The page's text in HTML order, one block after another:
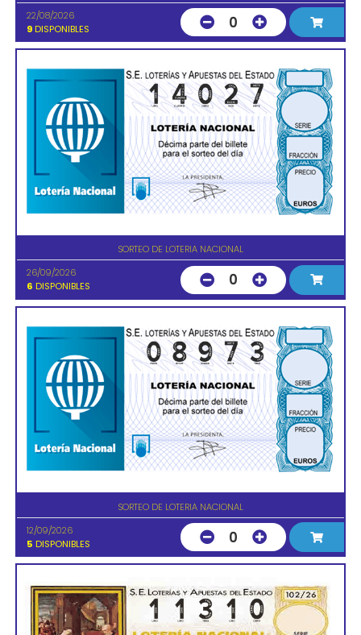
22/08/2026
9 DISPONIBLES 0
SORTEO DE LOTERIA NACIONAL
26/09/2026
6 DISPONIBLES 0
SORTEO DE LOTERIA NACIONAL
12/09/2026
5 DISPONIBLES 0